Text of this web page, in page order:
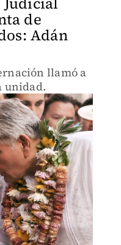
de
Adán
llamó a
unidad.